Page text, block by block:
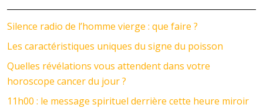
Silence radio de l’homme vierge : que faire ?
Les caractéristiques uniques du signe du poisson
Quelles révélations vous attendent dans votre
horoscope cancer du jour ?
11h00 : le message spirituel derrière cette heure miroir